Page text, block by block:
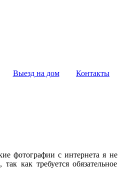
Выезд на дом Контакты
фотографии с интернета я не
как требуется обязательное